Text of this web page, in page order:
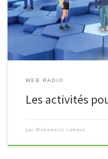
cadre de l’atelier « Web
WEB RADIO
Les activités
par Webmestre campus